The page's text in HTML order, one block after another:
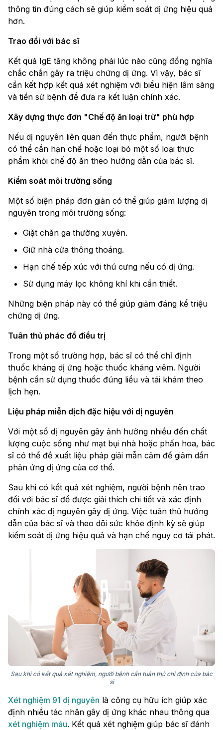
thông tin đúng cách sẽ giúp kiểm soát dị ứng hiệu quả
hơn.
Trao đổi với bác sĩ
Kết quả IgE tăng không phải lúc nào cũng đồng nghĩa
chắc chắn gây ra triệu chứng dị ứng. Vì vậy, bác sĩ
cần kết hợp kết quả xét nghiệm với biểu hiện lâm sàng
và tiền sử bệnh để đưa ra kết luận chính xác.
Xây dựng thực đơn "Chế độ ăn loại trừ" phù hợp
Nếu dị nguyên liên quan đến thực phẩm, người bệnh
có thể cần hạn chế hoặc loại bỏ một số loại thực
phẩm khỏi chế độ ăn theo hướng dẫn của bác sĩ.
Kiểm soát môi trường sống
Một số biện pháp đơn giản có thể giúp giảm lượng dị
nguyên trong môi trường sống:
Giặt chăn ga thường xuyên.
Giữ nhà cửa thông thoáng.
Hạn chế tiếp xúc với thú cưng nếu có dị ứng.
Sử dụng máy lọc không khí khi cần thiết.
Những biện pháp này có thể giúp giảm đáng kể triệu
chứng dị ứng.
Tuân thủ phác đồ điều trị
Trong một số trường hợp, bác sĩ có thể chỉ định
thuốc kháng dị ứng hoặc thuốc kháng viêm. Người
bệnh cần sử dụng thuốc đúng liều và tái khám theo
lịch hẹn.
Liệu pháp miễn dịch đặc hiệu với dị nguyên
Với một số dị nguyên gây ảnh hưởng nhiều đến chất
lượng cuộc sống như mạt bụi nhà hoặc phấn hoa, bác
sĩ có thể đề xuất liệu pháp giải mẫn cảm để giảm dần
phản ứng dị ứng của cơ thể.
Sau khi có kết quả xét nghiệm, người bệnh nên trao
đổi với bác sĩ để được giải thích chi tiết và xác định
chính xác dị nguyên gây dị ứng. Việc tuân thủ hướng
dẫn của bác sĩ và theo dõi sức khỏe định kỳ sẽ giúp
kiểm soát dị ứng hiệu quả và hạn chế nguy cơ tái phát.
Sau khi có kết quả xét nghiệm, người bệnh cần tuân thủ chỉ định của bác
sĩ
Xét nghiệm 91 dị nguyên là công cụ hữu ích giúp xác
định nhiều tác nhân gây dị ứng khác nhau thông qua
xét nghiệm máu. Kết quả xét nghiệm giúp bác sĩ đánh